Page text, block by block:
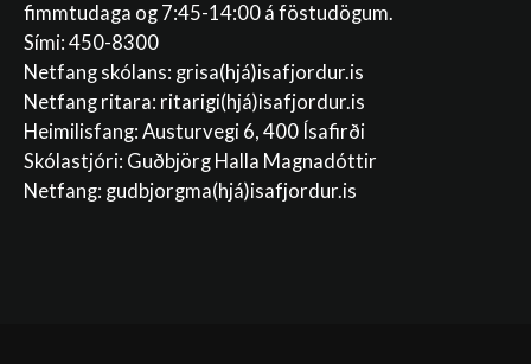
fimmtudaga og 7:45-14:00 á föstudögum.
Sími: 450-8300
Netfang skólans: grisa(hjá)isafjordur.is
Netfang ritara: ritarigi(hjá)isafjordur.is
Heimilisfang: Austurvegi 6, 400 Ísafirði
Skólastjóri: Guðbjörg Halla Magnadóttir
Netfang: gudbjorgma(hjá)isafjordur.is